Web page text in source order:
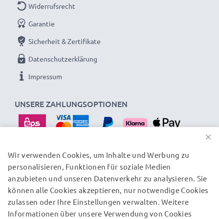
UNSERE ZAHLUNGSOPTIONEN
Widerrufsrecht
Garantie
Sicherheit & Zertifikate
Datenschutzerklärung
Impressum
UNSERE VERSANDPARTNER
© subtel.at 2026
Alle Preise verstehen sich inklusive Mehrwertsteuer und
×
Wir verwenden Cookies, um Inhalte und Werbung zu
personalisieren, Funktionen für soziale Medien
anzubieten und unseren Datenverkehr zu analysieren. Sie
können alle Cookies akzeptieren, nur notwendige Cookies
zulassen oder Ihre Einstellungen verwalten. Weitere
Informationen über unsere Verwendung von Cookies